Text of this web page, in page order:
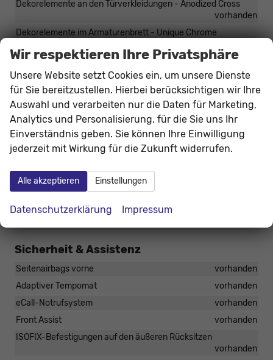
Dekorelemente an den Türverkleidungen - Anodized Cross
vorhanden
Dekorelemente im Armaturenbrett - Unique Chrome
Einstiegsleisten in den Vordertüren
vorhanden
Innenspiegel automatisch abblendend
vorhanden
Mittelarmlehne vorne
vorhanden
vorhanden
Regenschirm unter dem Beifahrersitz
vorhanden
Wireless SmartLink (Apple CarPlay)
Infotainmentsystem 8 Zoll
Sicherheit & Assistenz
Seitenairbags vorne
vorhanden
Adaptiver Tempomat
vorhanden
eCall-Notrufsystem
vorhanden
Front Assist
vorhanden
ISOFIX-Befestigungen auf den äußeren Rücksitzen
vorhanden
Wir respektieren Ihre Privatsphäre
Unsere Website setzt Cookies ein, um unsere Dienste
für Sie bereitzustellen. Hierbei berücksichtigen wir Ihre
Auswahl und verarbeiten nur die Daten für Marketing,
Analytics und Personalisierung, für die Sie uns Ihr
Einverständnis geben. Sie können Ihre Einwilligung
jederzeit mit Wirkung für die Zukunft widerrufen.
Alle akzeptieren Einstellungen
Datenschutzerklärung Impressum